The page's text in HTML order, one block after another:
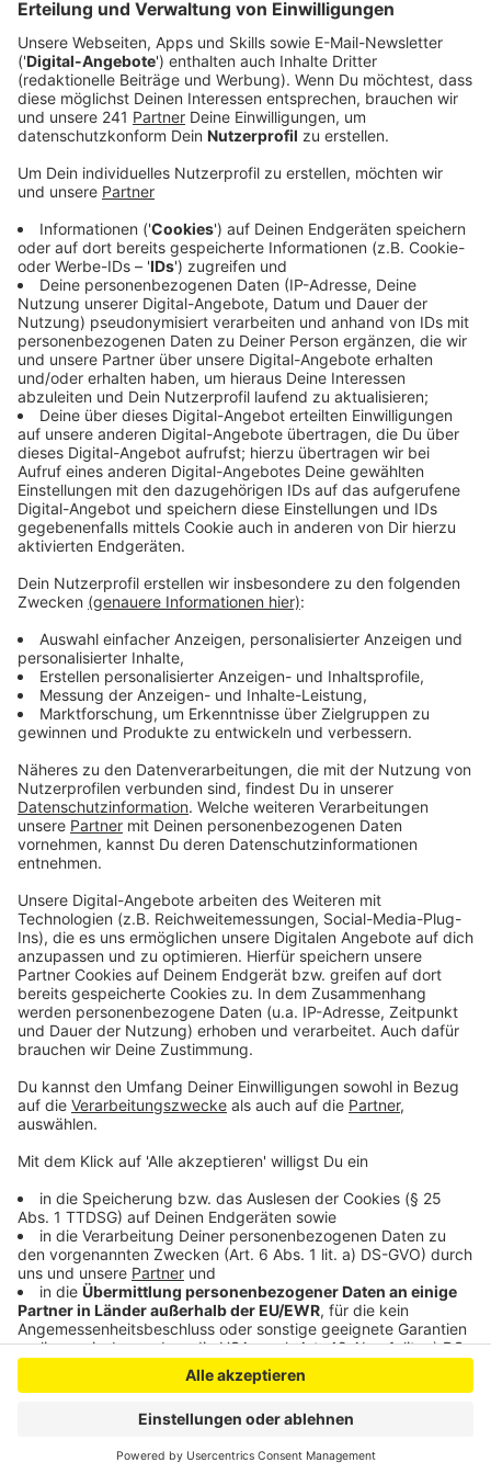
Anzeige
getroffen.
Veröffentlicht:Montag, 05.12.2022 16:54
Anzeige
Sie alle haben von ihren Folgen der Sperrung berichtet.
„Taten statt Schauveranstaltung“ mit dieser klaren
Forderung ist eine Lüdenscheider Bürgerinitiative in
das Treffen mit NRW-Ministerpräsident Wüst
gegangen. Die gesamte Region ist durch die Sperrung
gebeutelt und klammert sich aktuell an jeden
Hoffnungs-Strohhalm. Konkrete Aussagen gab es von
Wüst aber nicht.
Er betonte noch einmal, wie wichtig ein
beschleunigtes Planungsverfahren in diesem Fall sei –
die Folgen der Sperrung seien für die Region eine
Zumutung. Mit einer schnelleren Planung könne man
bis zu zweieinhalb Jahre sparen. In diesem
bisher nicht für schnellere Planungen solcher Projekte
getan habe.
Auch in Sachen Durchfahrts-Verbot für den regionalen
Schwerlastverkehr gab es wenig Konkretes: Die
rechtliche Klarheit sei da, nun müsse die Region das
Verbot umsetzen, so Wüst. Aktuell fahren täglich rund
6.000 zusätzliche LKW durch die Stadt, die sich im Fall
eines Verbotes dann einen anderen Weg suchen
werden.
Eine Bürgerinitiative zeigte sich nach dem Treffen
einen Forderungskatalog mit auf den Weg gegeben, in
dem sie ein weiträumiges Umleitungskonzept fordert.
Anwohner aber auch Unternehmen in der Region sind
durch die Sperrung massiv belastet: es kommt zu
Dauerstaus, Umsatzeinbrüchen, Abwanderung von
Arbeitskräften und Lieferproblemen.
Anzeige
Anzeige